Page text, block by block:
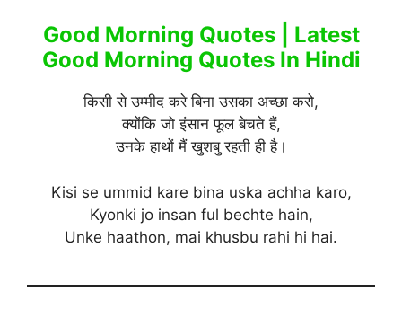
Good Morning Quotes | Latest
Good Morning Quotes In Hindi
किसी से उम्मीद करे बिना उसका अच्छा करो,
क्योंकि जो इंसान फूल बेचते हैं,
उनके हाथों मैं खुशबु रहती ही है।
Kisi se ummid kare bina uska achha karo,
Kyonki jo insan ful bechte hain,
Unke haathon, mai khusbu rahi hi hai.